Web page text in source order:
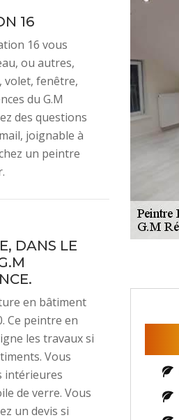
16
16 vous
ou autres,
volet, fenêtre,
du G.M
des questions
joignable à
un peintre
DANS LE
en bâtiment
Ce peintre en
les travaux si
Vous
intérieures
de verre. Vous
un devis si